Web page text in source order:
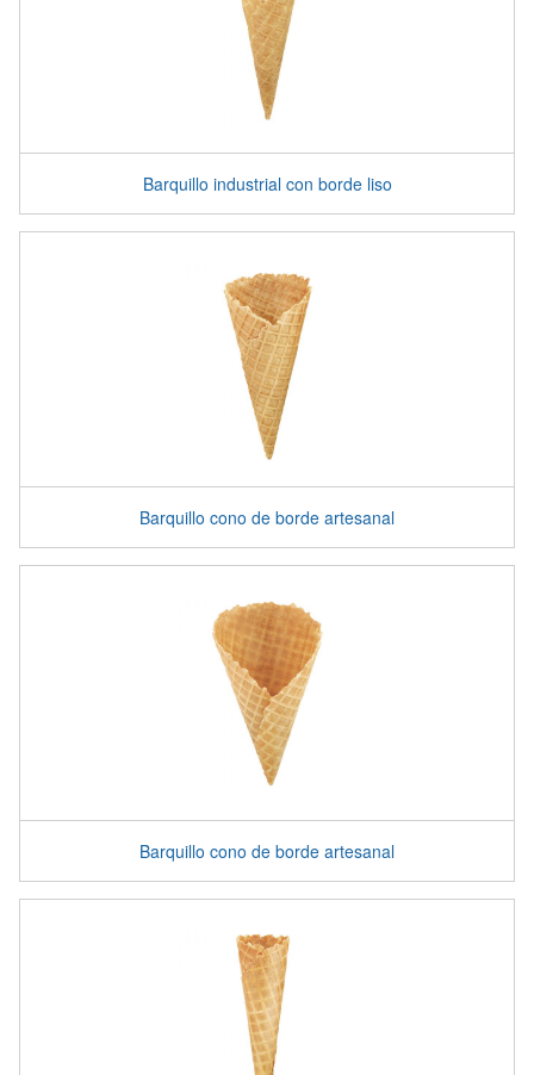
Barquillo industrial con borde liso
Barquillo cono de borde artesanal
Barquillo cono de borde artesanal